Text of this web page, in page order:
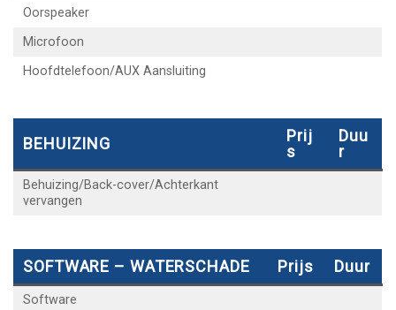
Oorspeaker
Microfoon
Hoofdtelefoon/AUX Aansluiting
BEHUIZING
Prij
S
Duu
R
Behuizing/Back-cover/Achterkant
vervangen
SOFTWARE – WATERSCHADE Prijs Duur
Software